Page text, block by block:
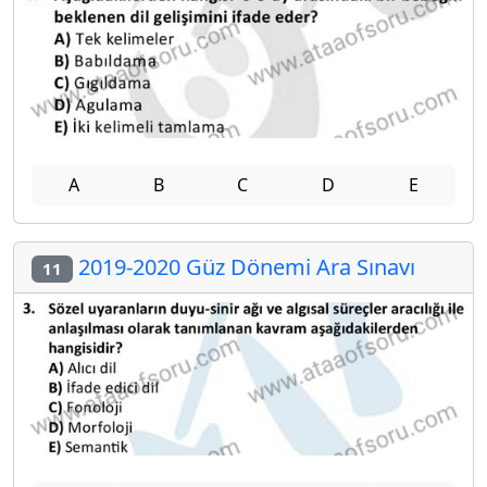
A B C D E
11 2019-2020 Güz Dönemi Ara Sınavı